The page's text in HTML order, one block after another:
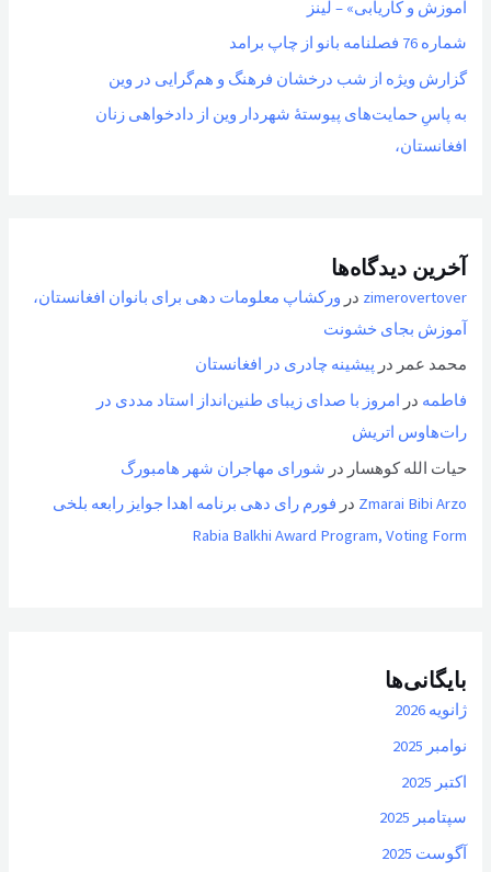
آموزش و کاریابی» – لینز
شماره 76 فصلنامه بانو از چاپ برامد
گزارش ویژه از شب درخشان فرهنگ و هم‌گرایی در وین
به پاسِ حمایت‌های پیوستهٔ شهردار وین از دادخواهی زنان
افغانستان،
آخرین دیدگاه‌ها
zimerovertover در ورکشاپ معلومات دهی برای بانوان افغانستان،
آموزش بجای خشونت
محمد عمر در پیشینه چادری در افغانستان
فاطمه در امروز با صدای زیبای طنین‌انداز استاد مددی در
رات‌هاوس اتریش
حیات الله کوهسار در شورای مهاجران شهر هامبورگ
Zmarai Bibi Arzo در فورم رای دهی برنامه اهدا جوایز رابعه بلخی
Rabia Balkhi Award Program, Voting Form
بایگانی‌ها
ژانویه 2026
نوامبر 2025
اکتبر 2025
سپتامبر 2025
آگوست 2025